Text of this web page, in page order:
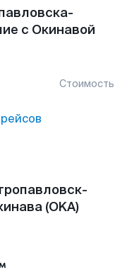
с Окинавой
Стоимость
(OKA)